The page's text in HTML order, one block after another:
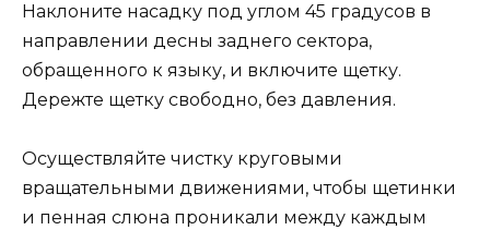
Наклоните насадку под углом 45 градусов в
направлении десны заднего сектора,
обращенного к языку, и включите щетку.
Дережте щетку свободно, без давления.
Осуществляйте чистку круговыми
вращательными движениями, чтобы щетинки
и пенная слюна проникали между каждым